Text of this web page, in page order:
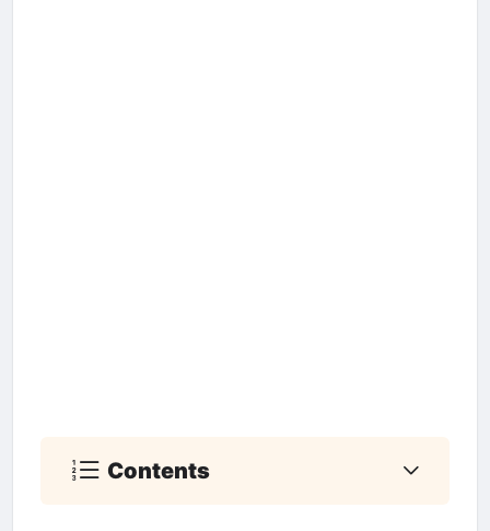
Contents